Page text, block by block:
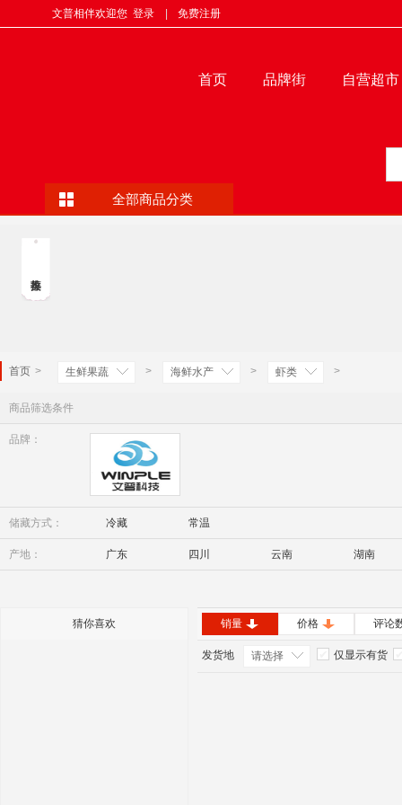
文普相伴欢迎您 登录 免费注册
首页 品牌街 自营超市
全部商品分类
首页 > 生鲜果蔬 > 海鲜水产 > 虾类 >
商品筛选条件
品牌：
Winple
储藏方式： 冷藏 常温
产地： 广东 四川 云南 湖南
猜你喜欢 销量 价格 评论
发货地 请选择 仅显示有货